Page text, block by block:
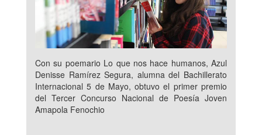
Con su poemario Lo que nos hace humanos, Azul
Denisse Ramírez Segura, alumna del Bachillerato
Internacional 5 de Mayo, obtuvo el primer premio
del Tercer Concurso Nacional de Poesía Joven
Amapola Fenochio